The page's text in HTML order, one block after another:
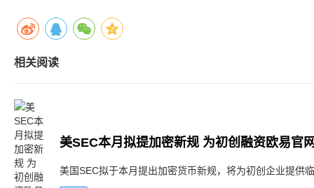
相关阅读
美SEC本月拟提加密新规 为初创融资欧易官
美国SEC拟于本月提出加密货币新规，将为初创企业提供